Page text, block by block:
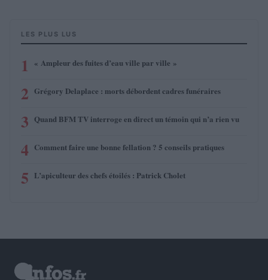
LES PLUS LUS
1 « Ampleur des fuites d’eau ville par ville »
2 Grégory Delaplace : morts débordent cadres funéraires
3 Quand BFM TV interroge en direct un témoin qui n’a rien vu
4 Comment faire une bonne fellation ? 5 conseils pratiques
5 L’apiculteur des chefs étoilés : Patrick Cholet